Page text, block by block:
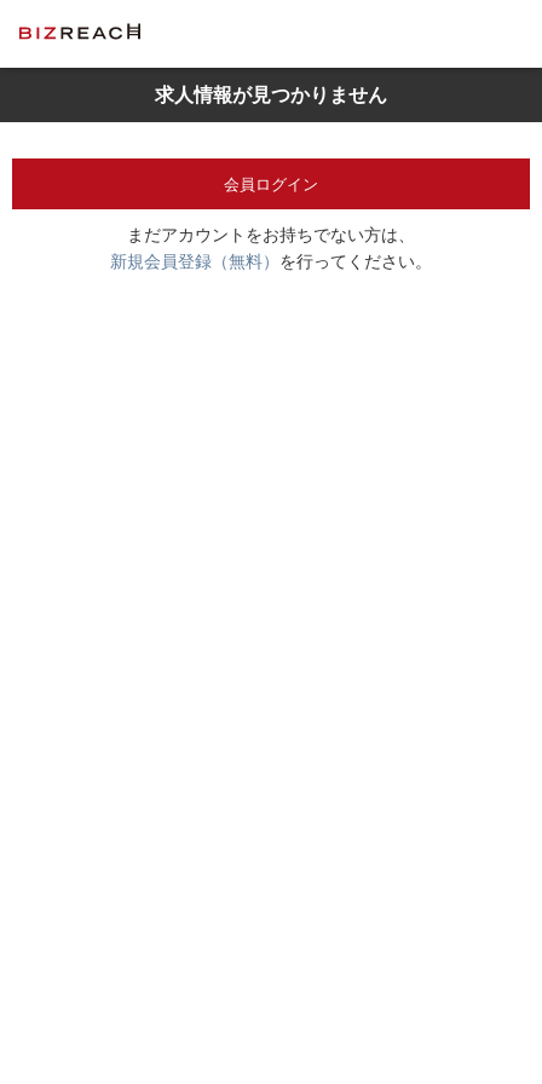
求人情報が見つかりません
会員ログイン
まだアカウントをお持ちでない方は、
新規会員登録（無料） を行ってください。